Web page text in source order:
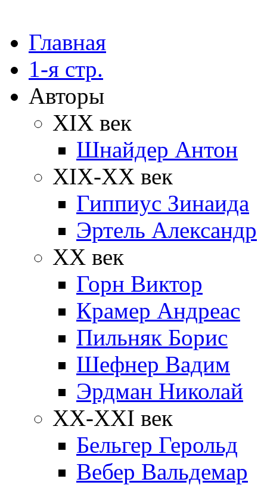
Главная
1-я стр.
Авторы
XIX век
Шнайдер Антон
XIX-XX век
Гиппиус Зинаида
Эртель Александр
XX век
Горн Виктор
Крамер Андреас
Пильняк Борис
Шефнер Вадим
Эрдман Николай
ХХ-XXI век
Бельгер Герольд
Вебер Вальдемар